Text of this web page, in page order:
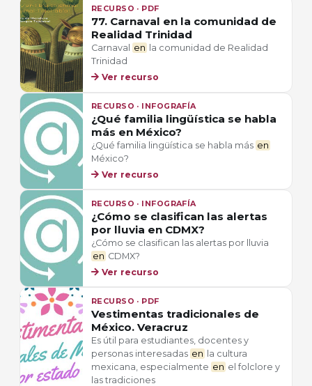
RECURSO · PDF
77. Carnaval en la comunidad de
Realidad Trinidad
Carnaval en
la comunidad de Realidad
Trinidad
Ver recurso
RECURSO · INFOGRAFÍA
¿Qué familia lingüística se habla
más en México?
¿Qué familia lingüística se habla más en
México?
Ver recurso
RECURSO · INFOGRAFÍA
¿Cómo se clasifican las alertas
por lluvia en CDMX?
¿Cómo se clasifican las alertas por lluvia
en CDMX?
Ver recurso
RECURSO · PDF
Vestimentas tradicionales de
México. Veracruz
Es útil para estudiantes, docentes y
personas interesadas en la cultura
mexicana, especialmente en el folclore y
las tradiciones